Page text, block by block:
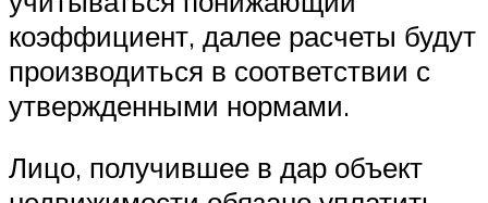
коэффициент, далее расчеты будут
производиться в соответствии с
утвержденными нормами.
Лицо, получившее в дар объект